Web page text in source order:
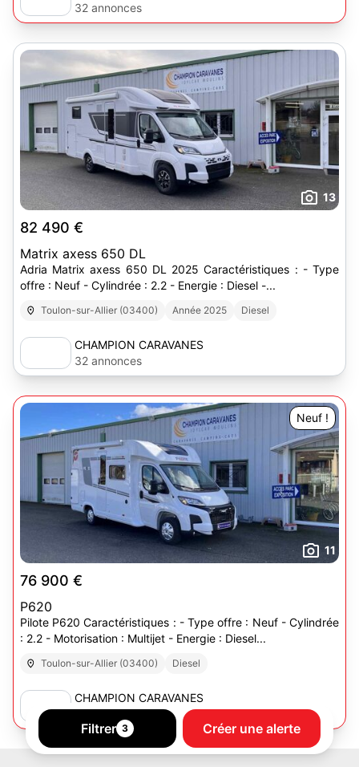
32 annonces
13
82 490 €
Matrix axess 650 DL
Adria Matrix axess 650 DL 2025 Caractéristiques : - Type
offre : Neuf - Cylindrée : 2.2 - Energie : Diesel -...
Toulon-sur-Allier (03400) Année 2025 Diesel
CHAMPION CARAVANES
32 annonces
Neuf !
11
76 900 €
P620
Pilote P620 Caractéristiques : - Type offre : Neuf - Cylindrée
: 2.2 - Motorisation : Multijet - Energie : Diesel...
Toulon-sur-Allier (03400) Diesel
CHAMPION CARAVANES
32 annonces
Filtrer 3 Créer une alerte